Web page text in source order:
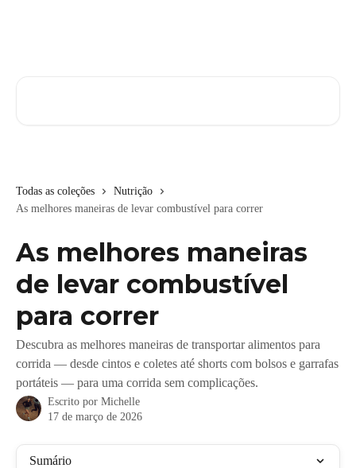
Todas as coleções
Nutrição
As melhores maneiras de levar combustível para correr
As melhores maneiras
de levar combustível
para correr
Descubra as melhores maneiras de transportar alimentos para
corrida — desde cintos e coletes até shorts com bolsos e garrafas
portáteis — para uma corrida sem complicações.
Escrito por Michelle
17 de março de 2026
Sumário